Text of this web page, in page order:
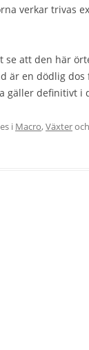
verkar trivas
se att den här
är en dödlig dos
gäller definitivt i
i Macro,Växter